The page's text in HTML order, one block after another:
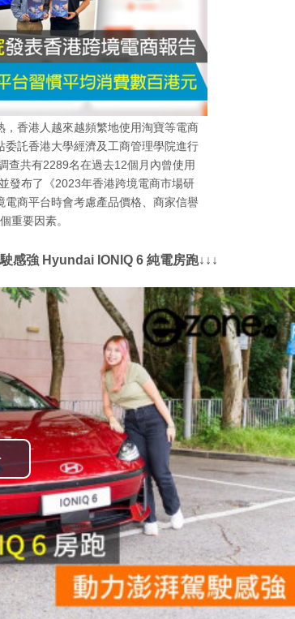
香港人越來越頻繁地使用淘寶等電商
託香港大學經濟及工商管理學院進行
查共有2289名在過去12個月內曾使用
發布了《2023年香港跨境電商市場研
商平台時會考慮產品價格、商家信譽
重要因素。
感強 Hyundai IONIQ 6 純電房跑↓↓↓